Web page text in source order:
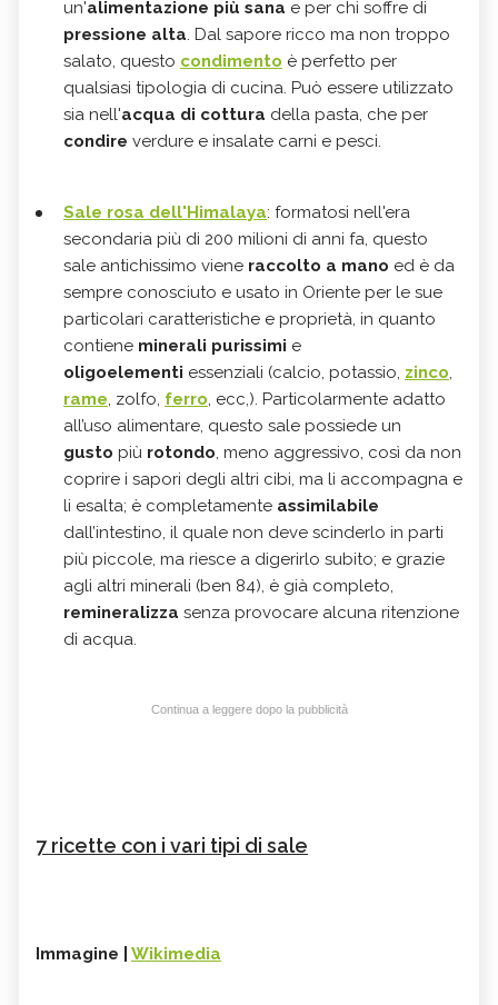
un'alimentazione più sana e per chi soffre di
pressione alta. Dal sapore ricco ma non troppo
salato, questo condimento è perfetto per
qualsiasi tipologia di cucina. Può essere utilizzato
sia nell'acqua di cottura della pasta, che per
condire verdure e insalate carni e pesci.
Sale rosa dell'Himalaya: formatosi nell'era
secondaria più di 200 milioni di anni fa, questo
sale antichissimo viene raccolto a mano ed è da
sempre conosciuto e usato in Oriente per le sue
particolari caratteristiche e proprietà, in quanto
contiene minerali purissimi e
oligoelementi essenziali (calcio, potassio, zinco,
rame, zolfo, ferro, ecc,). Particolarmente adatto
all’uso alimentare, questo sale possiede un
gusto più rotondo, meno aggressivo, così da non
coprire i sapori degli altri cibi, ma li accompagna e
li esalta; è completamente assimilabile
dall’intestino, il quale non deve scinderlo in parti
più piccole, ma riesce a digerirlo subito; e grazie
agli altri minerali (ben 84), è già completo,
remineralizza senza provocare alcuna ritenzione
di acqua.
Continua a leggere dopo la pubblicità
7 ricette con i vari tipi di sale
Immagine | Wikimedia